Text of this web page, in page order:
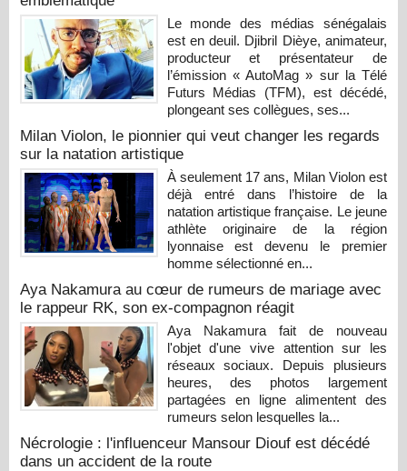
Le monde des médias sénégalais
est en deuil. Djibril Dièye, animateur,
producteur et présentateur de
l’émission « AutoMag » sur la Télé
Futurs Médias (TFM), est décédé,
plongeant ses collègues, ses...
Milan Violon, le pionnier qui veut changer les regards
sur la natation artistique
À seulement 17 ans, Milan Violon est
déjà entré dans l’histoire de la
natation artistique française. Le jeune
athlète originaire de la région
lyonnaise est devenu le premier
homme sélectionné en...
Aya Nakamura au cœur de rumeurs de mariage avec
le rappeur RK, son ex-compagnon réagit
Aya Nakamura fait de nouveau
l'objet d'une vive attention sur les
réseaux sociaux. Depuis plusieurs
heures, des photos largement
partagées en ligne alimentent des
rumeurs selon lesquelles la...
Nécrologie : l'influenceur Mansour Diouf est décédé
dans un accident de la route